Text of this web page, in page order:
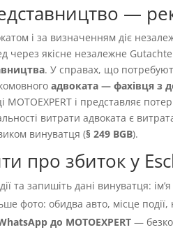
—
і за визначенням діє
через якісне незалежне
. У справах, що
адвоката — фахівця з
MOTOEXPERT і представляє
витрати адвоката є
винуватця (§ 249 BGB).
про збиток у
та запишіть дані винуватця:
фото: обидва авто, місце
до MOTOEXPERT —